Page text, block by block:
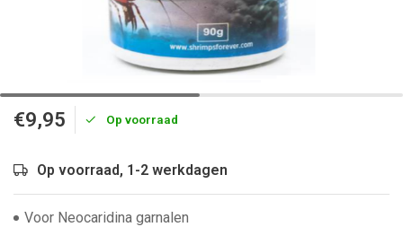
€9,95 Op voorraad
Op voorraad, 1-2 werkdagen
Voor Neocaridina garnalen